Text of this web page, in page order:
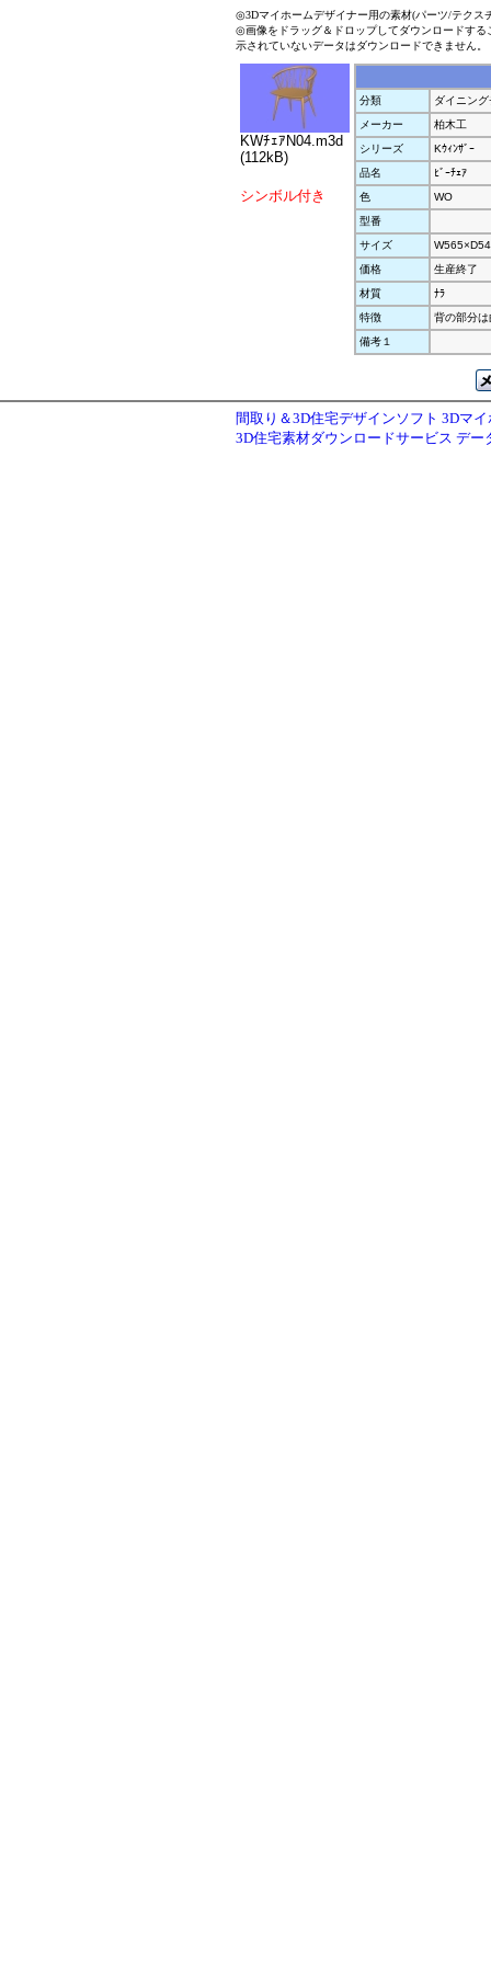
◎3Dマイホームデザイナー用の素材(パーツ/テクス
◎画像をドラッグ＆ドロップしてダウンロードす
示されていないデータはダウンロードできません。
KWﾁｪｱN04.m3d
(112kB)
シンボル付き
分類
ダイニン
メーカー
柏木工
シリーズ
Kｳｨﾝｻﾞｰ
品名
ﾋﾞｰﾁｪｱ
色
WO
型番
サイズ
価格
生産終了
材質
ﾅﾗ
特徴
背の部分
備考１
間取り＆3D住宅デザインソフト 3Dマ
3D住宅素材ダウンロードサービス デー